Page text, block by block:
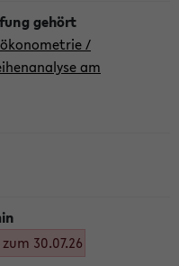
/
am
30.07.26